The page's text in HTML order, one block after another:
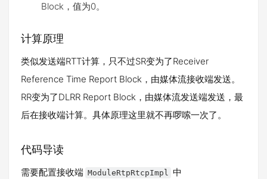
Block，值为0。
计算原理
类似发送端RTT计算，只不过SR变为了Receiver
Reference Time Report Block，由媒体流接收端发送。
RR变为了DLRR Report Block，由媒体流发送端发送，最
后在接收端计算。具体原理这里就不再啰嗦一次了。
代码导读
需要配置接收端 ModuleRtpRtcpImpl 中